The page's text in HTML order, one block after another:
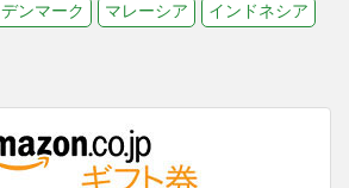
デンマーク マレーシア インドネシア